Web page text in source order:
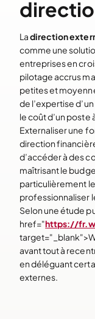
Ladirection
comme une
entreprises en
pilotage accrus
petites et
de l’expertise
le coût d’un poste
Externaliser une
direction
d’accéder à des
maîtrisant le
particulièrement
professionnaliser
Selon une étude
href="https://
avant tout à
en déléguant
externes.